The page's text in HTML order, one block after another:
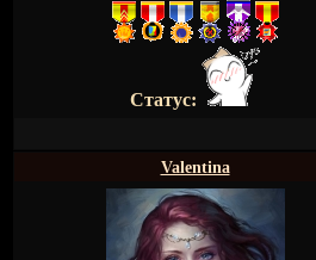
Статус:
Valentina